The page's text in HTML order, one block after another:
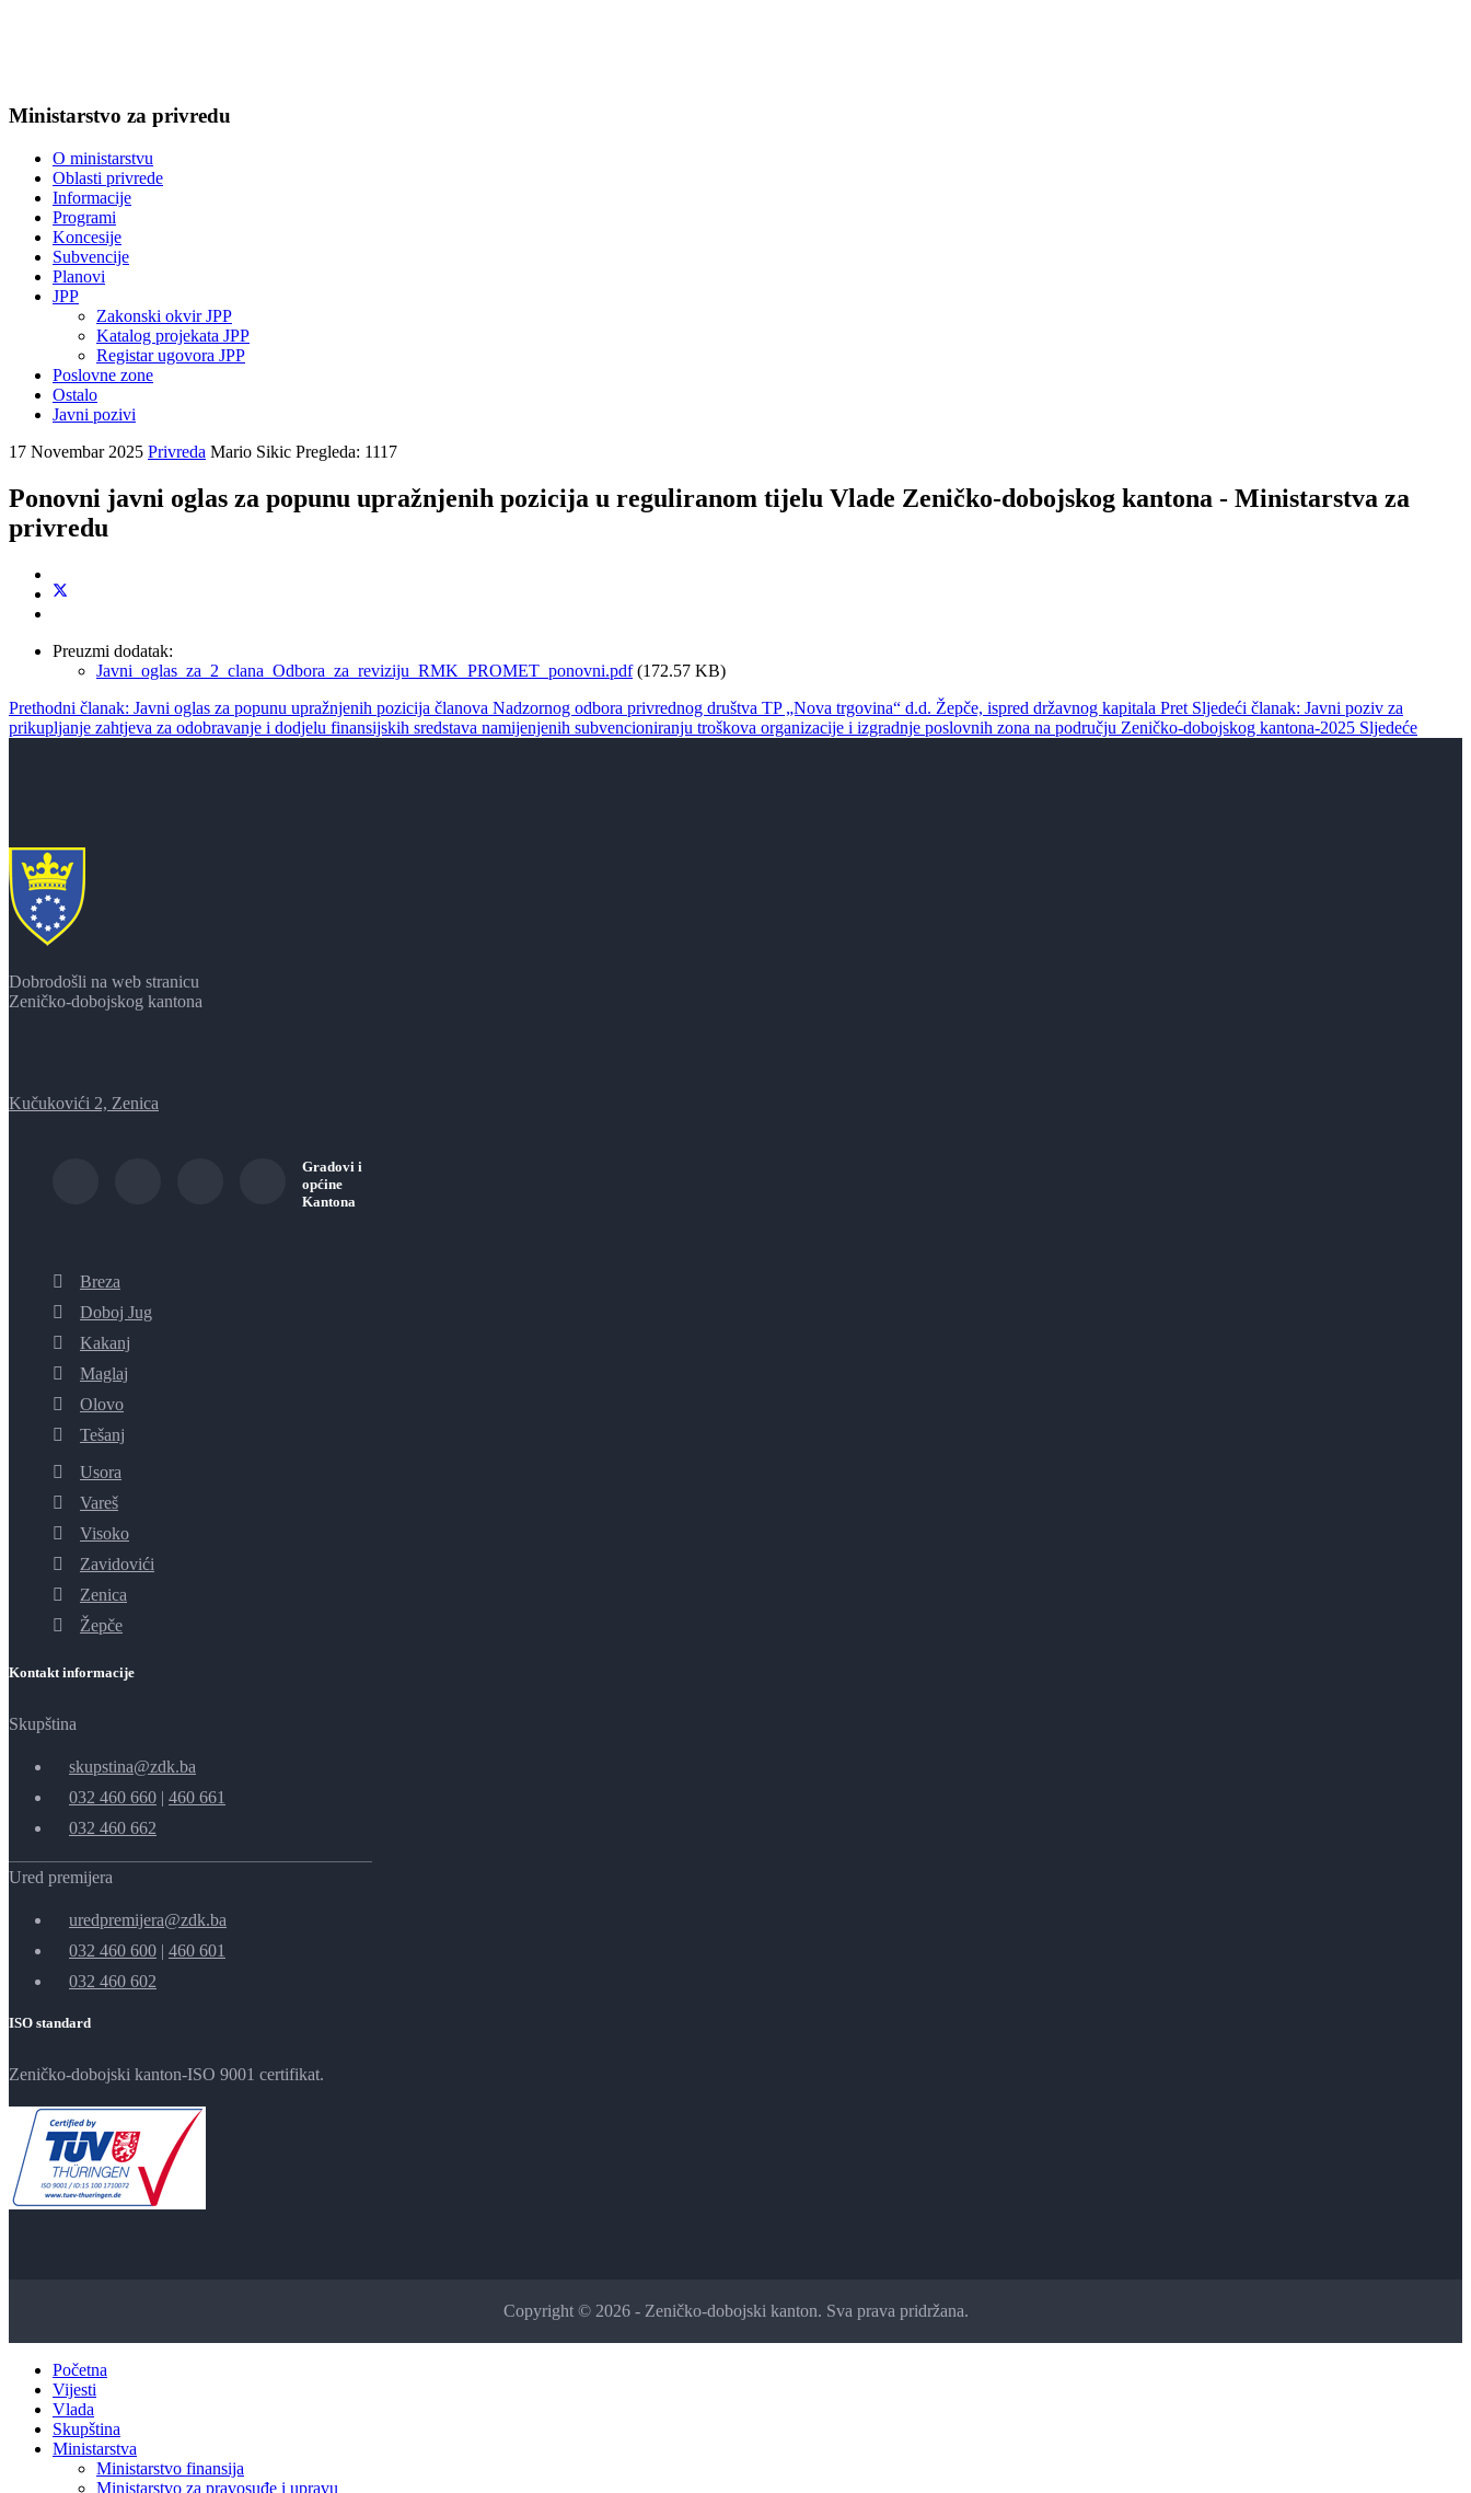
Ministarstvo za privredu
O ministarstvu
Oblasti privrede
Informacije
Programi
Koncesije
Subvencije
Planovi
JPP
Zakonski okvir JPP
Katalog projekata JPP
Registar ugovora JPP
Poslovne zone
Ostalo
Javni pozivi
17 Novembar 2025 Privreda Mario Sikic Pregleda: 1117
Ponovni javni oglas za popunu upražnjenih pozicija u reguliranom tijelu Vlade Zeničko-dobojskog kantona - Ministarstva za
privredu
Preuzmi dodatak:
Javni_oglas_za_2_clana_Odbora_za_reviziju_RMK_PROMET_ponovni.pdf(172.57 KB)
Prethodni članak: Javni oglas za popunu upražnjenih pozicija članova Nadzornog odbora privrednog društva TP „Nova trgovina“ d.d. Žepče, ispred državnog kapitala Pret Sljedeći članak: Javni poziv za
prikupljanje zahtjeva za odobravanje i dodjelu finansijskih sredstava namijenjenih subvencioniranju troškova organizacije i izgradnje poslovnih zona na području Zeničko-dobojskog kantona-2025 Sljedeće
Dobrodošli na web stranicu
Zeničko-dobojskog kantona
Kučukovići 2, Zenica
Gradovi i
općine
Kantona
Breza
Doboj Jug
Kakanj
Maglaj
Olovo
Tešanj
Usora
Vareš
Visoko
Zavidovići
Zenica
Žepče
Kontakt informacije
Skupština
skupstina@zdk.ba
032 460 660 | 460 661
032 460 662
Ured premijera
uredpremijera@zdk.ba
032 460 600 | 460 601
032 460 602
ISO standard
Zeničko-dobojski kanton-ISO 9001 certifikat.
Copyright © 2026 - Zeničko-dobojski kanton. Sva prava pridržana.
Početna
Vijesti
Vlada
Skupština
Ministarstva
Ministarstvo finansija
Ministarstvo za pravosuđe i upravu